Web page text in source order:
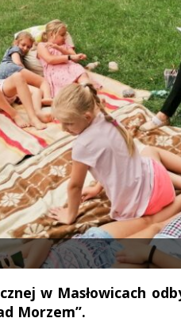
w Masłowicach
Morzem”.